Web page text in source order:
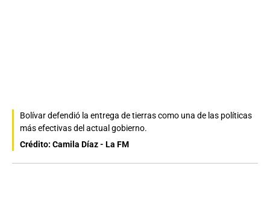
Bolívar defendió la entrega de tierras como una de las políticas
más efectivas del actual gobierno.
Crédito: Camila Díaz - La FM